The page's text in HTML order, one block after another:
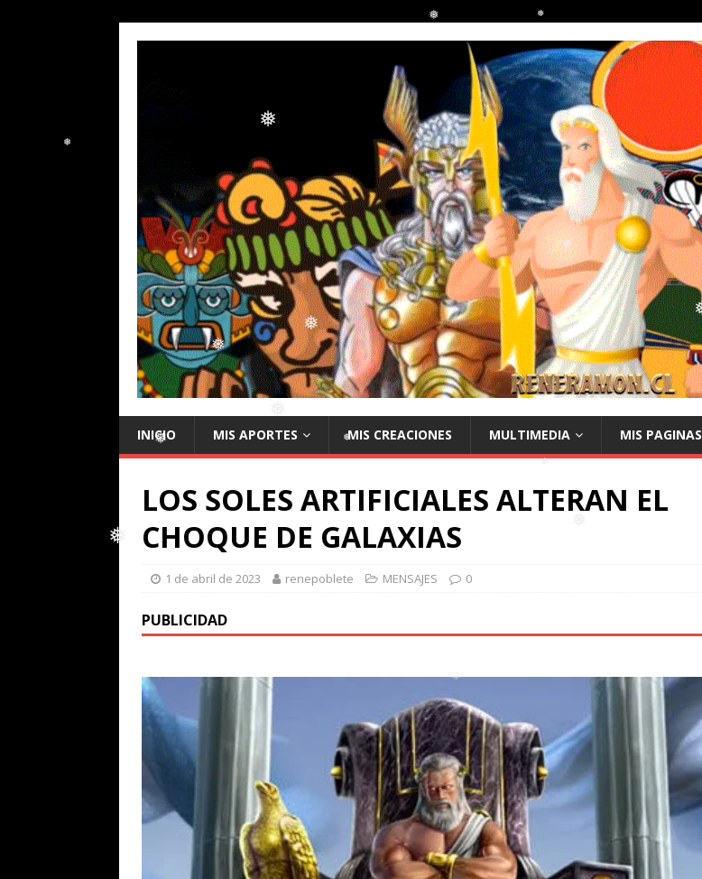
❅
❅
❅
❅
❅ ❅
❅
❅
❅
❅
❅
INICIO MIS APORTES MIS CREACIONES MULTIMEDIA MIS PAGINAS
LOS SOLES ARTIFICIALES ALTERAN EL
CHOQUE DE GALAXIAS
1 de abril de 2023 renepoblete MENSAJES 0
PUBLICIDAD